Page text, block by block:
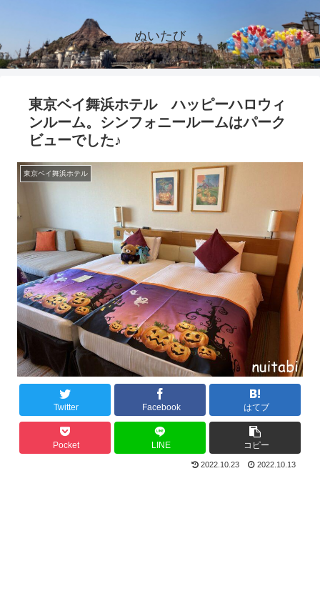
ぬいたび
東京ベイ舞浜ホテル ハッピーハロウィ
ンルーム。シンフォニールームはパーク
ビューでした♪
東京ベイ舞浜ホテル
Twitter Facebook はてブ
Pocket LINE コピー
2022.10.23 2022.10.13